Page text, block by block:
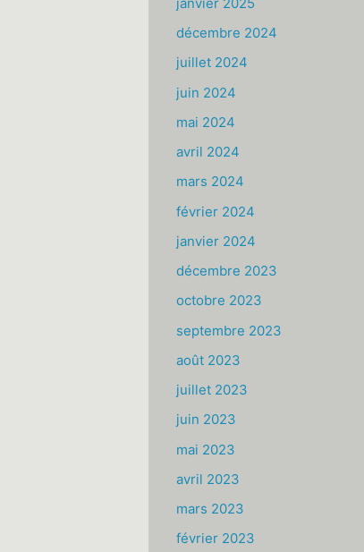
décembre 2024
juillet 2024
juin 2024
mai 2024
avril 2024
mars 2024
février 2024
janvier 2024
décembre 2023
octobre 2023
septembre 2023
août 2023
juillet 2023
juin 2023
mai 2023
avril 2023
mars 2023
février 2023